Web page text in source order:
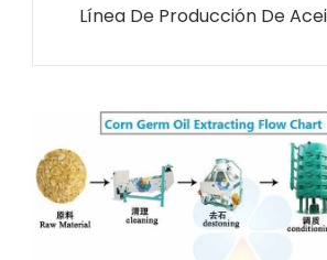
Línea De Producción De